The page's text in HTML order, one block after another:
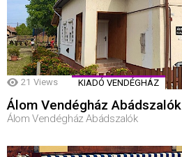
21 Views KIADÓ VENDÉGHÁZ
Álom Vendégház Abádszalók
Álom Vendégház Abádszalók